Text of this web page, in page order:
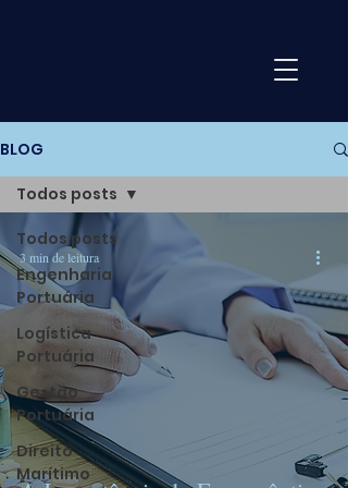
BLOG
Todos posts
Engenharia
Portuária
Logística
Portuária
Gestão
Portuária
Direito
Marítimo
Todos posts
3 min de leitura